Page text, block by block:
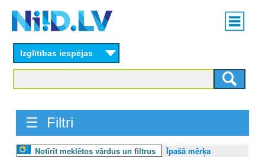
content
Main
menu
Izglītības iespējas
☰ Filtri
Notīrīt meklētos vārdus un filtrus
Īpašā mērķa